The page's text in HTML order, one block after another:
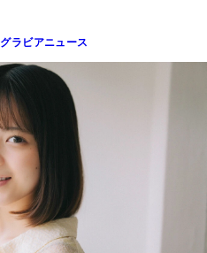
グラビアニュース